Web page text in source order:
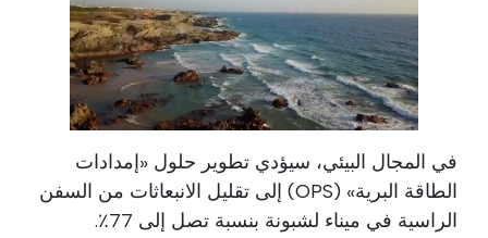
في المجال البيئي، سيؤدي تطوير حلول «إمدادات
الطاقة البرية» (OPS) إلى تقليل الانبعاثات من السفن
الراسية في ميناء لشبونة بنسبة تصل إلى 77٪.